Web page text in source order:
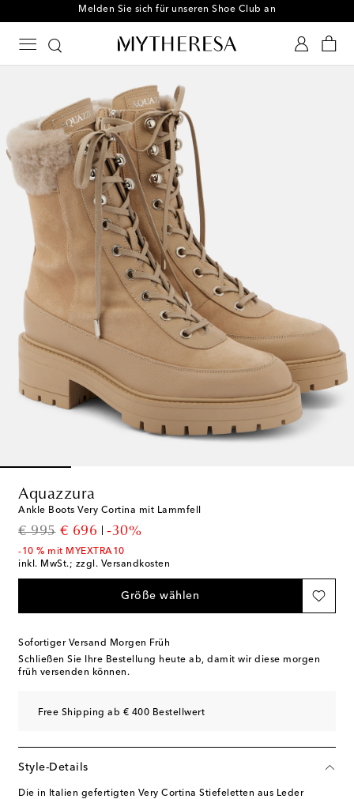
Melden Sie sich für unseren Shoe Club an
Aquazzura
Ankle Boots Very Cortina mit Lammfell
€ 995
original price
€ 696
discount price
-30%
-10 % mit MYEXTRA10
inkl. MwSt.; zzgl. Versandkosten
Größe wählen
Sofortiger Versand Morgen Früh
Schließen Sie Ihre Bestellung heute ab, damit wir diese morgen
früh versenden können.
Free Shipping ab € 400 Bestellwert
Style-Details
Die in Italien gefertigten Very Cortina Stiefeletten aus Leder